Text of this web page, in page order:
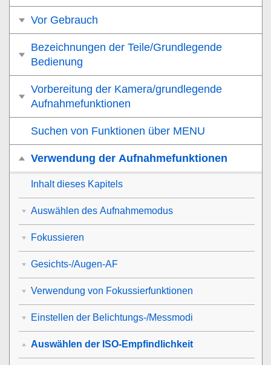
Vor Gebrauch
Bezeichnungen der Teile/Grundlegende
Bedienung
Vorbereitung der Kamera/grundlegende
Aufnahmefunktionen
Suchen von Funktionen über MENU
Verwendung der Aufnahmefunktionen
Inhalt dieses Kapitels
Auswählen des Aufnahmemodus
Fokussieren
Gesichts-/Augen-AF
Verwendung von Fokussierfunktionen
Einstellen der Belichtungs-/Messmodi
Auswählen der ISO-Empfindlichkeit